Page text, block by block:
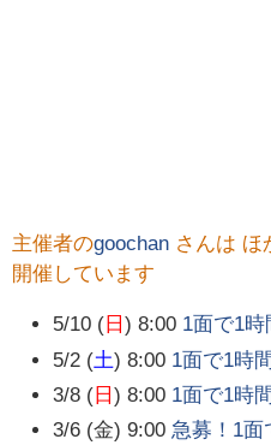
主催者のgoochan さんは ほ
開催しています
5/10 ( 日) 8:00 1面で1時
5/2 (土) 8:00 1面で1時
3/8 ( 日) 8:00 1面で1時
3/6 (金) 9:00 急募！1面